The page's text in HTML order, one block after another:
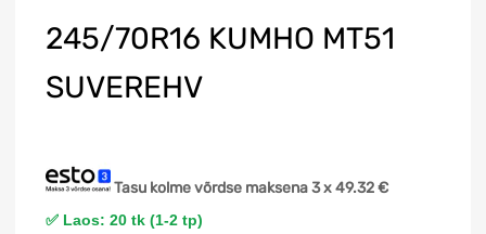
245/70R16 KUMHO MT51
SUVEREHV
Tasu kolme võrdse maksena 3 x49.32€
✅ Laos: 20 tk (1-2 tp)